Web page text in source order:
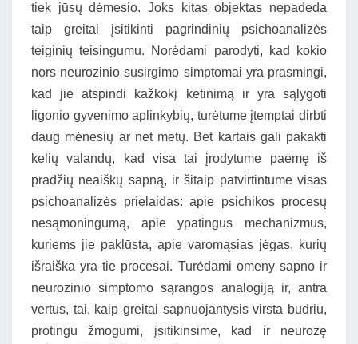
tiek jūsų dėmesio. Joks kitas objektas nepadeda
taip greitai įsitikinti pagrindinių psichoanalizės
teiginių teisingumu. Norėdami parodyti, kad kokio
nors neurozinio susirgimo simptomai yra prasmingi,
kad jie atspindi kažkokį ketinimą ir yra sąlygoti
ligonio gyvenimo aplinkybių, turėtume įtemptai dirbti
daug mėnesių ar net metų. Bet kartais gali pakakti
kelių valandų, kad visa tai įrodytume paėmę iš
pradžių neaiškų sapną, ir šitaip patvirtintume visas
psichoanalizės prielaidas: apie psichikos procesų
nesąmoningumą, apie ypatingus mechanizmus,
kuriems jie paklūsta, apie varomąsias jėgas, kurių
išraiška yra tie procesai. Turėdami omeny sapno ir
neurozinio simptomo sąrangos analogiją ir, antra
vertus, tai, kaip greitai sapnuojantysis virsta budriu,
protingu žmogumi, įsitikinsime, kad ir neurozę